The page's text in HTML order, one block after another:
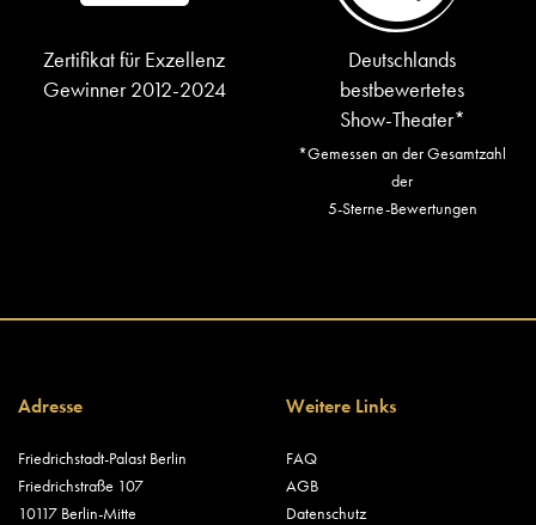
Zertifikat für Exzellenz
Gewinner 2012-2024
Deutschlands
bestbewertetes
Show-Theater*
*Gemessen an der Gesamtzahl
der
5-Sterne-Bewertungen
Adresse
Friedrichstadt-Palast Berlin
Friedrichstraße 107
10117 Berlin-Mitte
Weitere Links
FAQ
AGB
Datenschutz